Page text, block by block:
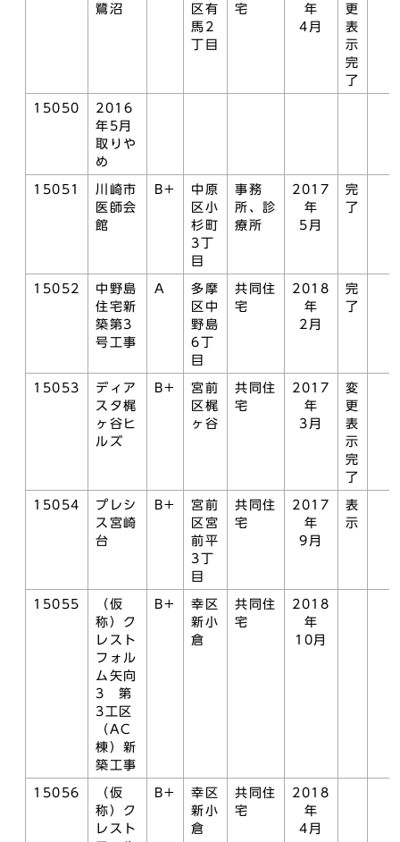
鷺沼
区有
馬2
丁目
宅
年
4月
更
表
示
完
了
15050
2016
年5月
取りや
め
15051
川崎市
医師会
館
B+
中原
区小
杉町
3丁
目
事務
所、診
療所
2017
年
5月
完
了
15052
中野島
住宅新
築第3
号工事
A
多摩
区中
野島
6丁
目
共同住
宅
2018
年
2月
完
了
15053
ディア
スタ梶
ヶ谷ヒ
ルズ
B+
宮前
区梶
ヶ谷
共同住
宅
2017
年
3月
変
更
表
示
完
了
15054
プレシ
ス宮崎
台
B+
宮前
区宮
前平
3丁
目
共同住
宅
2017
年
9月
表
示
15055
（仮
称）ク
レスト
フォル
ム矢向
3 第
3工区
（AC
棟）新
築工事
B+
幸区
新小
倉
共同住
宅
2018
年
10月
15056
（仮
称）ク
レスト
B+
幸区
新小
倉
共同住
宅
2018
年
4月